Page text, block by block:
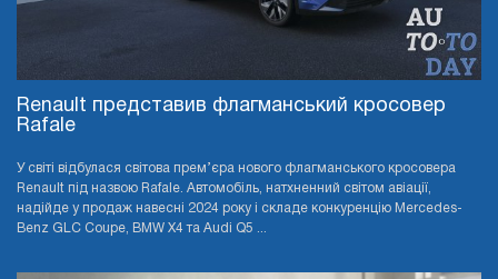
Renault представив флагманський кросовер
Rafale
У світі відбулася світова прем’єра нового флагманського кросовера
Renault під назвою Rafale. Автомобіль, натхненний світом авіації,
надійде у продаж навесні 2024 року і складе конкуренцію Mercedes-
Benz GLC Coupe, BMW X4 та Audi Q5 ...